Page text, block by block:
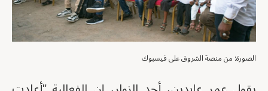
الصورة: من منصة الشروق على فيسبوك